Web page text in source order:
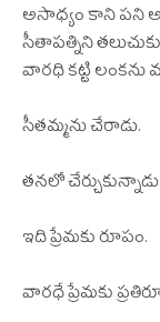
అసాధ్యం కాని పని
సీతాపత్నిని
వారధి కట్టి లంకను
సీతమ్మను చేరాడు.
తనలో చేర్చుకున్నాడు.
ఇది ప్రేమకు రూపం.
వారధే ప్రేమకు